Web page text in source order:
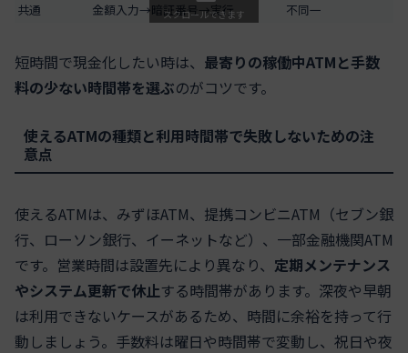
共通
金額入力→暗証番号→実行 不同一
スクロールできます
短時間で現金化したい時は、 最寄りの稼働中ATMと手数
料の少ない時間帯を選ぶのがコツです。
使えるATMの種類と利用時間帯で失敗しないための注
意点
使えるATMは、みずほATM、提携コンビニATM（セブン銀
行、ローソン銀行、イーネットなど）、一部金融機関ATM
です。営業時間は設置先により異なり、 定期メンテナンス
やシステム更新で休止する時間帯があります。深夜や早朝
は利用できないケースがあるため、時間に余裕を持って行
動しましょう。手数料は曜日や時間帯で変動し、祝日や夜